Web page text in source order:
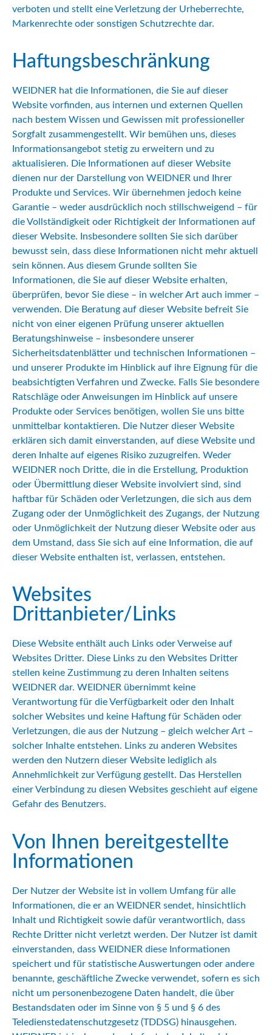
verboten und stellt eine Verletzung der Urheberrechte,
Markenrechte oder sonstigen Schutzrechte dar.
Haftungsbeschränkung
WEIDNER hat die Informationen, die Sie auf dieser
Website vorfinden, aus internen und externen Quellen
nach bestem Wissen und Gewissen mit professioneller
Sorgfalt zusammengestellt. Wir bemühen uns, dieses
Informationsangebot stetig zu erweitern und zu
aktualisieren. Die Informationen auf dieser Website
dienen nur der Darstellung von WEIDNER und Ihrer
Produkte und Services. Wir übernehmen jedoch keine
Garantie – weder ausdrücklich noch stillschweigend – für
die Vollständigkeit oder Richtigkeit der Informationen auf
dieser Website. Insbesondere sollten Sie sich darüber
bewusst sein, dass diese Informationen nicht mehr aktuell
sein können. Aus diesem Grunde sollten Sie
Informationen, die Sie auf dieser Website erhalten,
überprüfen, bevor Sie diese – in welcher Art auch immer –
verwenden. Die Beratung auf dieser Website befreit Sie
nicht von einer eigenen Prüfung unserer aktuellen
Beratungshinweise – insbesondere unserer
Sicherheitsdatenblätter und technischen Informationen –
und unserer Produkte im Hinblick auf ihre Eignung für die
beabsichtigten Verfahren und Zwecke. Falls Sie besondere
Ratschläge oder Anweisungen im Hinblick auf unsere
Produkte oder Services benötigen, wollen Sie uns bitte
unmittelbar kontaktieren. Die Nutzer dieser Website
erklären sich damit einverstanden, auf diese Website und
deren Inhalte auf eigenes Risiko zuzugreifen. Weder
WEIDNER noch Dritte, die in die Erstellung, Produktion
oder Übermittlung dieser Website involviert sind, sind
haftbar für Schäden oder Verletzungen, die sich aus dem
Zugang oder der Unmöglichkeit des Zugangs, der Nutzung
oder Unmöglichkeit der Nutzung dieser Website oder aus
dem Umstand, dass Sie sich auf eine Information, die auf
dieser Website enthalten ist, verlassen, entstehen.
Websites
Drittanbieter/Links
Diese Website enthält auch Links oder Verweise auf
Websites Dritter. Diese Links zu den Websites Dritter
stellen keine Zustimmung zu deren Inhalten seitens
WEIDNER dar. WEIDNER übernimmt keine
Verantwortung für die Verfügbarkeit oder den Inhalt
solcher Websites und keine Haftung für Schäden oder
Verletzungen, die aus der Nutzung – gleich welcher Art –
solcher Inhalte entstehen. Links zu anderen Websites
werden den Nutzern dieser Website lediglich als
Annehmlichkeit zur Verfügung gestellt. Das Herstellen
einer Verbindung zu diesen Websites geschieht auf eigene
Gefahr des Benutzers.
Von Ihnen bereitgestellte
Informationen
Der Nutzer der Website ist in vollem Umfang für alle
Informationen, die er an WEIDNER sendet, hinsichtlich
Inhalt und Richtigkeit sowie dafür verantwortlich, dass
Rechte Dritter nicht verletzt werden. Der Nutzer ist damit
einverstanden, dass WEIDNER diese Informationen
speichert und für statistische Auswertungen oder andere
benannte, geschäftliche Zwecke verwendet, sofern es sich
nicht um personenbezogene Daten handelt, die über
Bestandsdaten oder im Sinne von § 5 und § 6 des
Teledienstedatenschutzgesetz (TDDSG) hinausgehen.